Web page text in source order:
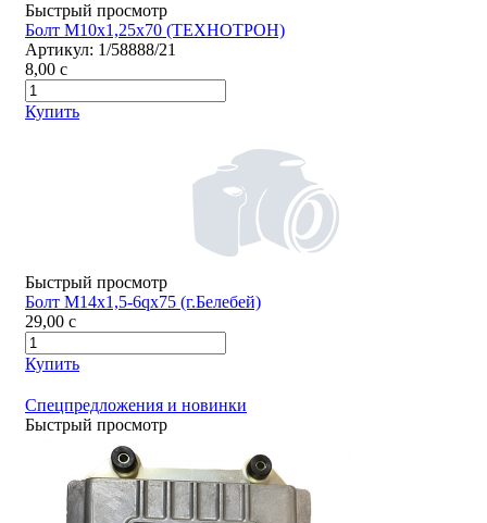
Быстрый просмотр
Болт М10х1,25х70 (ТЕХНОТРОН)
Артикул: 1/58888/21
8,00 c
Купить
Быстрый просмотр
Болт М14х1,5-6qх75 (г.Белебей)
29,00 c
Купить
Спецпредложения и новинки
Быстрый просмотр